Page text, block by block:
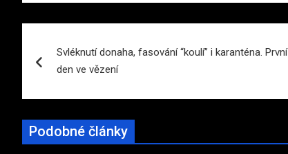
pro
příspěvek
Svléknutí donaha, fasování “koulí” i karanténa. První
den ve vězení
Podobné články